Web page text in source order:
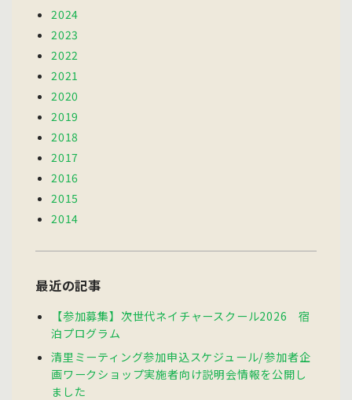
2024
2023
2022
2021
2020
2019
2018
2017
2016
2015
2014
最近の記事
【参加募集】次世代ネイチャースクール2026 宿
泊プログラム
清里ミーティング参加申込スケジュール/参加者企
画ワークショップ実施者向け説明会情報を公開し
ました